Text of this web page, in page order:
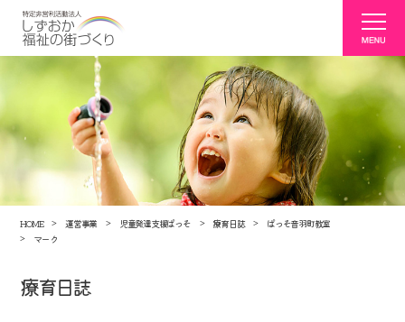
HOME 運営事業 児童発達支援ぱっそ 療育日誌
ぱっそ音羽町教室
マーク
療育日誌